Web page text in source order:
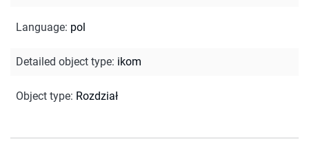
Language: pol
Detailed object type: ikom
Object type: Rozdział